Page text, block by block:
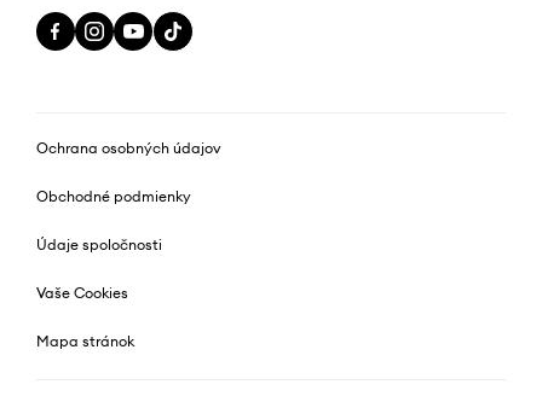
Ochrana osobných údajov
Obchodné podmienky
Údaje spoločnosti
Vaše Cookies
Mapa stránok